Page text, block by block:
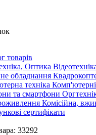
товарів
Оптика
обладнання
техніка
та смартфони
Комісійна,
сертифікати
33292